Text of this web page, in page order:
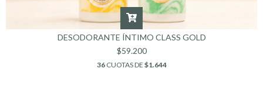
DESODORANTE ÍNTIMO CLASS GOLD
$59.200
36CUOTAS DE $1.644